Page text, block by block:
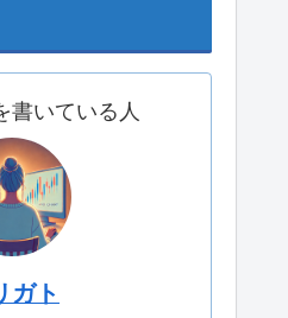
書いている人
ガト